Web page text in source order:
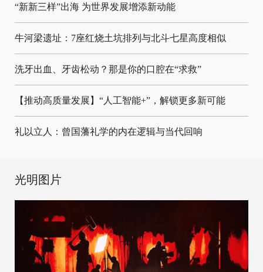
“新新三样”出海 为世界发展增添新动能
牛河梁遗址：7座红烧土坑排列与北斗七星高度相似
洗牙出血、牙齿松动？那是你的口腔在“求救”
【推动高质量发展】“人工智能+”，解锁更多新可能
礼以立人：曾国藩礼学的内在逻辑与当代回响
光明图片